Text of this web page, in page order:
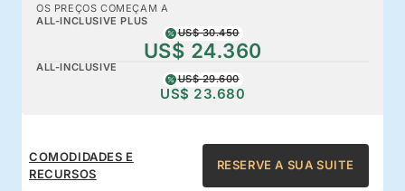
OS PREÇOS COMEÇAM A
ALL-INCLUSIVE PLUS
US$ 30.450
US$ 24.360
ALL-INCLUSIVE
US$ 29.600
US$ 23.680
COMODIDADES E
RECURSOS
RESERVE A SUA SUITE